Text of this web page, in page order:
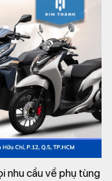
nhu cầu về phụ tùng